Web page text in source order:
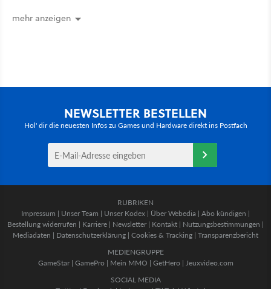
mehr anzeigen
NEWSLETTER BESTELLEN
Hol' dir die neuesten Infos zu Games und Hardware direkt ins Postfach
RUBRIKEN
Impressum | Unser Team | Unser Kodex | Über Webedia | Abo kündigen |
Bestellung widerrufen | Karriere | Newsletter | Kontakt | Nutzungsbestimmungen |
Mediadaten | Datenschutzerklärung | Cookies & Tracking | Transparenzbericht
MEDIENGRUPPE
GameStar| GamePro | Mein MMO | GetHero | Jeuxvideo.com
SOCIAL MEDIA